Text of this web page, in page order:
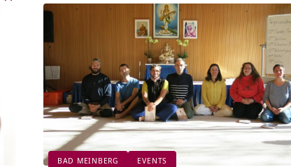
BAD MEINBERG EVENTS